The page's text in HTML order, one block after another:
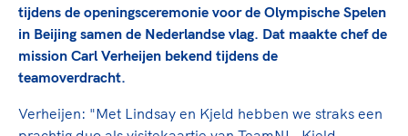
Columns
Sport gaat niet vanzelf
Handboek Wet- en Regelgeving
Opleidingen en trainingen
Ruimte voor sport
Topsportbeleid
Topsportfinanciering
Maatschappelijke waarde topsport
Top teamsportcompetities
tijdens de openingsceremonie voor de Olympische Spelen
in Beijing samen de Nederlandse vlag. Dat maakte chef de
mission Carl Verheijen bekend tijdens de
teamoverdracht.
Verheijen: "Met Lindsay en Kjeld hebben we straks een